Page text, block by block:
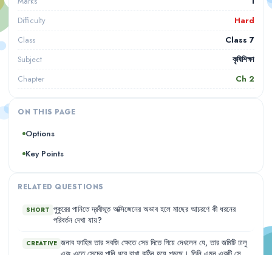
Difficulty Hard
Class Class 7
Subject কৃষিশিক্ষা
Chapter Ch 2
ON THIS PAGE
Options
Key Points
RELATED QUESTIONS
SHORT পুকুরের পানিতে দ্রবীভূত অক্সিজেনের অভাব হলে মাছের আচরণে কী ধরনের
পরিবর্তন দেখা যায়?
CREATIVE জনাব ফাহিম তার সবজি ক্ষেতে সেচ দিতে গিয়ে দেখলেন যে, তার জমিটি ঢালু